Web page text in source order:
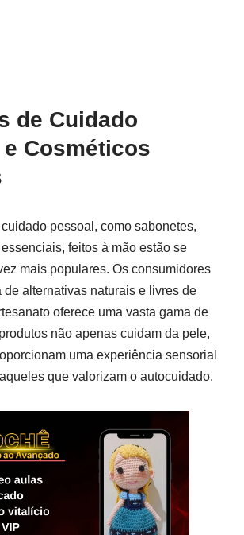
de Cuidado
Cosméticos
pessoal, como sabonetes,
feitos à mão estão se
mais populares. Os consumidores
de alternativas naturais e livres de
oferece uma vasta gama de
não apenas cuidam da pele,
uma experiência sensorial
que valorizam o autocuidado.